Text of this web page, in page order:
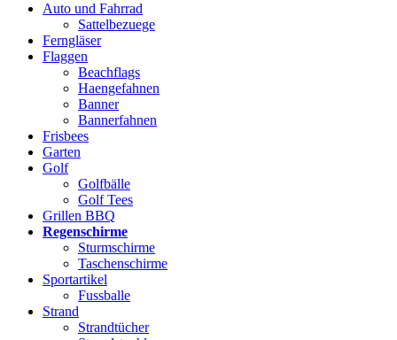
Auto und Fahrrad
Sattelbezuege
Ferngläser
Flaggen
Beachflags
Haengefahnen
Banner
Bannerfahnen
Frisbees
Garten
Golf
Golfbälle
Golf Tees
Grillen BBQ
Regenschirme
Sturmschirme
Taschenschirme
Sportartikel
Fussballe
Strand
Strandtücher